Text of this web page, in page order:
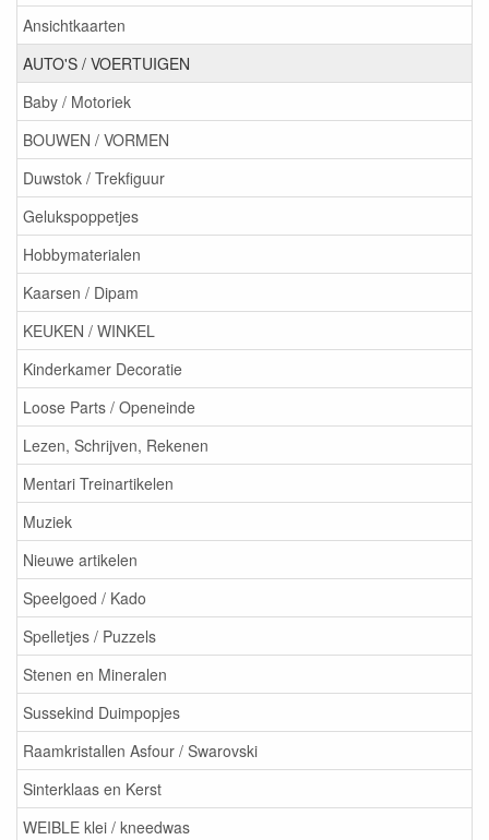
Ansichtkaarten
AUTO'S / VOERTUIGEN
Baby / Motoriek
BOUWEN / VORMEN
Duwstok / Trekfiguur
Gelukspoppetjes
Hobbymaterialen
Kaarsen / Dipam
KEUKEN / WINKEL
Kinderkamer Decoratie
Loose Parts / Openeinde
Lezen, Schrijven, Rekenen
Mentari Treinartikelen
Muziek
Nieuwe artikelen
Speelgoed / Kado
Spelletjes / Puzzels
Stenen en Mineralen
Sussekind Duimpopjes
Raamkristallen Asfour / Swarovski
Sinterklaas en Kerst
WEIBLE klei / kneedwas